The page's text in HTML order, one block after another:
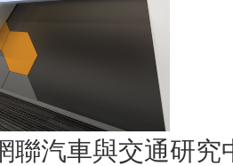
聯汽車與交通研究